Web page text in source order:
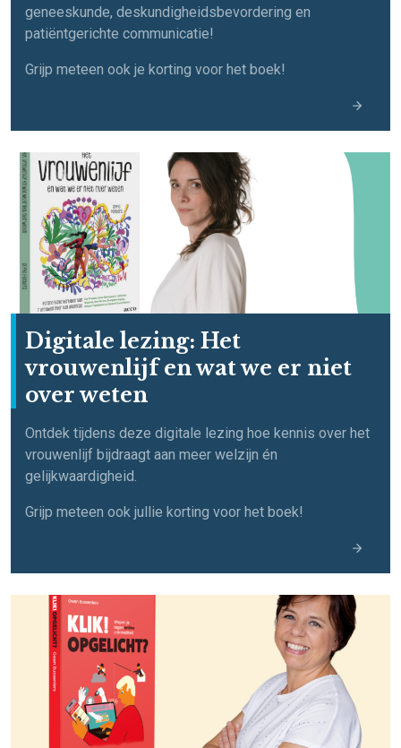
geneeskunde, deskundigheidsbevordering en
patiëntgerichte communicatie!
Grijp meteen ook je korting voor het boek!
Digitale lezing: Het
vrouwenlijf en wat we er niet
over weten
Ontdek tijdens deze digitale lezing hoe kennis over het
vrouwenlijf bijdraagt aan meer welzijn én
gelijkwaardigheid.
Grijp meteen ook jullie korting voor het boek!